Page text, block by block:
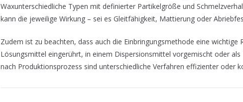
Waxunterschiedliche Typen mit definierter Partikelgröße und
kann die jeweilige Wirkung – sei es Gleitfähigkeit, Mattierung oder
Zudem ist zu beachten, dass auch die Einbringungsmethode eine wichtige
Lösungsmittel eingerührt, in einem Dispersionsmittel vorgemischt oder als
nach Produktionsprozess sind unterschiedliche Verfahren effizienter oder